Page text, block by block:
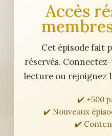
Accès
Cet épisode fait
réservés.
lecture ou rejoignez
✔️ +500
✔️ Nouveaux
✔️